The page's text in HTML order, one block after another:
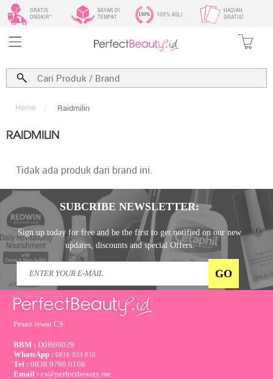
GRATIS
ONGKIR*
BAYAR DI
TEMPAT
100% ASLI
HADIAH
GRATIS!
Home / Raidmilin
RAIDMILIN
Tidak ada produk dari brand ini.
SUBCRIBE NEWSLETTER:
Sign up today for free and be the first to get notified on our new
updates, discounts and special Offers.
Pesan lewat CS:
BBM : D0B69029
WhatsApp :0816 933 810
Tel :0838 9798 0108
Email :cs@perfectbeauty.me